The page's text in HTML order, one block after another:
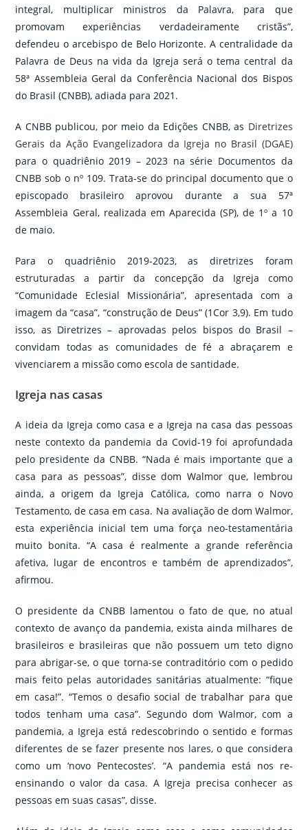
integral, multiplicar ministros da Palavra, para que
promovam experiências verdadeiramente cristãs”,
defendeu o arcebispo de Belo Horizonte. A centralidade da
Palavra de Deus na vida da Igreja será o tema central da
58ª Assembleia Geral da Conferência Nacional dos Bispos
do Brasil (CNBB), adiada para 2021.
A CNBB publicou, por meio da Edições CNBB, as Diretrizes
Gerais da Ação Evangelizadora da Igreja no Brasil (DGAE)
para o quadriênio 2019 – 2023 na série Documentos da
CNBB sob o nº 109. Trata-se do principal documento que o
episcopado brasileiro aprovou durante a sua 57ª
Assembleia Geral, realizada em Aparecida (SP), de 1º a 10
de maio.
Para o quadriênio 2019-2023, as diretrizes foram
estruturadas a partir da concepção da Igreja como
“Comunidade Eclesial Missionária”, apresentada com a
imagem da “casa”, “construção de Deus” (1Cor 3,9). Em tudo
isso, as Diretrizes – aprovadas pelos bispos do Brasil –
convidam todas as comunidades de fé a abraçarem e
vivenciarem a missão como escola de santidade.
Igreja nas casas
A ideia da Igreja como casa e a Igreja na casa das pessoas
neste contexto da pandemia da Covid-19 foi aprofundada
pelo presidente da CNBB. “Nada é mais importante que a
casa para as pessoas”, disse dom Walmor que, lembrou
ainda, a origem da Igreja Católica, como narra o Novo
Testamento, de casa em casa. Na avaliação de dom Walmor,
esta experiência inicial tem uma força neo-testamentária
muito bonita. “A casa é realmente a grande referência
afetiva, lugar de encontros e também de aprendizados”,
afirmou.
O presidente da CNBB lamentou o fato de que, no atual
contexto de avanço da pandemia, exista ainda milhares de
brasileiros e brasileiras que não possuem um teto digno
para abrigar-se, o que torna-se contraditório com o pedido
mais feito pelas autoridades sanitárias atualmente: “fique
em casa!”. “Temos o desafio social de trabalhar para que
todos tenham uma casa”. Segundo dom Walmor, com a
pandemia, a Igreja está redescobrindo o sentido e formas
diferentes de se fazer presente nos lares, o que considera
como um ‘novo Pentecostes’. “A pandemia está nos re-
ensinando o valor da casa. A Igreja precisa conhecer as
pessoas em suas casas”, disse.